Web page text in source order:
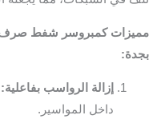
كمبروسر شفط صرف صحي
إزالة الرواسب بفاعلية:يزيل
داخل المواسير.